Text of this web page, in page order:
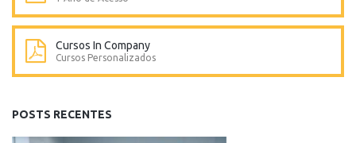
Cursos In Company
Cursos Personalizados
POSTS RECENTES